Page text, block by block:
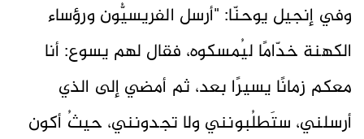
وفي إنجيل يوحنّا: "أرسل الفريسيُّون ورؤساء
الكهنة خدّامًا ليُمسكوه، فقال لهم يسوع: أنا
معكم زمانًا يسيرًا بعد، ثم أمضي إلى الذي
أرسلني، ستَطلُبونني ولا تجدونني، حيثُ أكون